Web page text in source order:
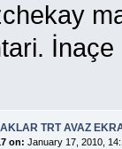
TRT AVAZ
on: January 17, 2010,